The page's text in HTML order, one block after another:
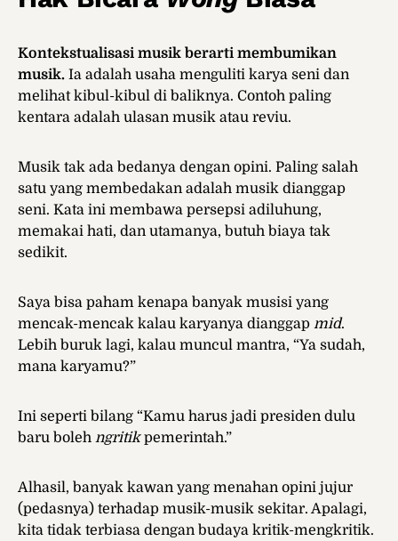
Kontekstualisasi musik berarti membumikan
musik. Ia adalah usaha menguliti karya seni dan
melihat kibul-kibul di baliknya. Contoh paling
kentara adalah ulasan musik atau reviu.
Musik tak ada bedanya dengan opini. Paling salah
satu yang membedakan adalah musik dianggap
seni. Kata ini membawa persepsi adiluhung,
memakai hati, dan utamanya, butuh biaya tak
sedikit.
Saya bisa paham kenapa banyak musisi yang
mencak-mencak kalau karyanya dianggap mid.
Lebih buruk lagi, kalau muncul mantra, “Ya sudah,
mana karyamu?”
Ini seperti bilang “Kamu harus jadi presiden dulu
baru boleh ngritikpemerintah.”
Alhasil, banyak kawan yang menahan opini jujur
(pedasnya) terhadap musik-musik sekitar. Apalagi,
kita tidak terbiasa dengan budaya kritik-mengkritik.